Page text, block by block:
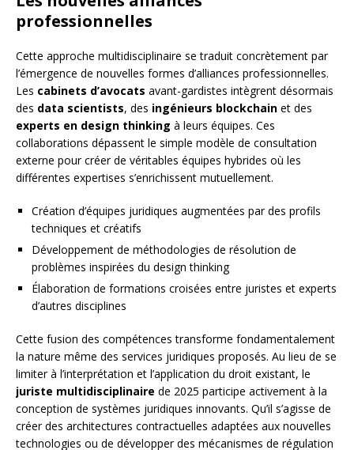
professionnelles
Cette approche multidisciplinaire se traduit concrètement par
l’émergence de nouvelles formes d’alliances professionnelles.
Les cabinets d’avocats avant-gardistes intègrent désormais
des data scientists, des ingénieurs blockchain et des
experts en design thinking à leurs équipes. Ces
collaborations dépassent le simple modèle de consultation
externe pour créer de véritables équipes hybrides où les
différentes expertises s’enrichissent mutuellement.
Création d’équipes juridiques augmentées par des profils
techniques et créatifs
Développement de méthodologies de résolution de
problèmes inspirées du design thinking
Élaboration de formations croisées entre juristes et experts
d’autres disciplines
Cette fusion des compétences transforme fondamentalement
la nature même des services juridiques proposés. Au lieu de se
limiter à l’interprétation et l’application du droit existant, le
juriste multidisciplinaire de 2025 participe activement à la
conception de systèmes juridiques innovants. Qu’il s’agisse de
créer des architectures contractuelles adaptées aux nouvelles
technologies ou de développer des mécanismes de régulation